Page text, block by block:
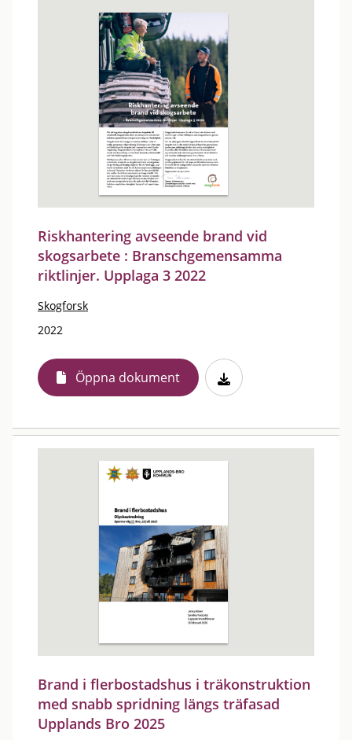
Riskhantering avseende brand vid
skogsarbete : Branschgemensamma
riktlinjer. Upplaga 3 2022
Skogforsk
2022
Öppna dokument
Brand i flerbostadshus i träkonstruktion
med snabb spridning längs träfasad
Upplands Bro 2025